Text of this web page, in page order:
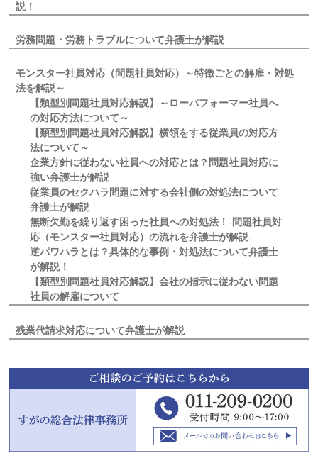
説！
労務問題・労務トラブルについて弁護士が解説
モンスター社員対応（問題社員対応）～特徴ごとの解雇・対処
法を解説～
【類型別問題社員対応解説】～ローパフォーマー社員へ
の対応方法について～
【類型別問題社員対応解説】横領をする従業員の対応方
法について～
企業方針に従わない社員への対応とは？問題社員対応に
強い弁護士が解説
従業員のセクハラ問題に対する会社側の対処法について
弁護士が解説
無断欠勤を繰り返す困った社員への対処法！-問題社員対
応（モンスター社員対応）の流れを弁護士が解説-
逆パワハラとは？具体的な事例・対処法について弁護士
が解説！
【類型別問題社員対応解説】会社の指示に従わない問題
社員の解雇について
残業代請求対応について弁護士が解説